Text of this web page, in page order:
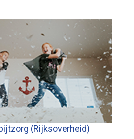
(Rijksoverheid)